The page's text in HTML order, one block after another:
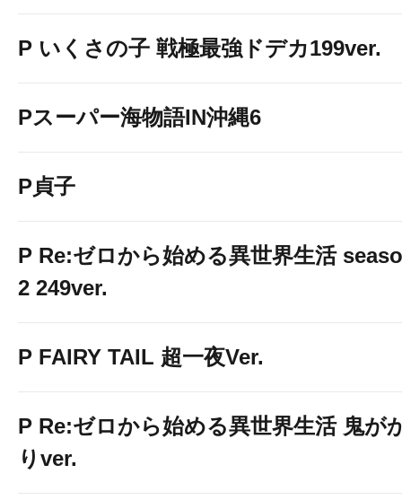
P いくさの子 戦極最強ドデカ199ver.
Pスーパー海物語IN沖縄6
P貞子
P Re:ゼロから始める異世界生活
2 249ver.
P FAIRY TAIL 超一夜Ver.
P Re:ゼロから始める異世界生活 鬼が
りver.